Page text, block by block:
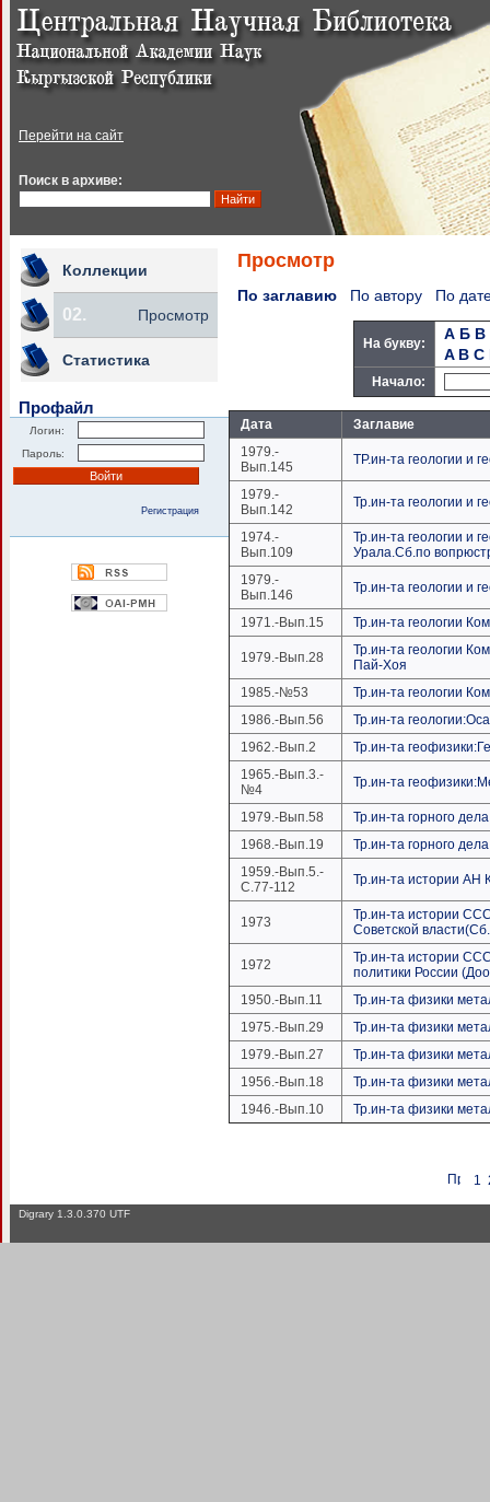
Перейти на сайт
Поиск в архиве:
Коллекции
02. Просмотр
Статистика
Профайл
Логин:
Пароль:
Регистрация
Просмотр
По заглавию По автору По
На букву:
А Б В
A B C
Начало:
Дата
Заглавие
1979.-
Вып.145
ТР.ин-та геологии и
1979.-
Вып.142
Тр.ин-та геологии и
1974.-
Вып.109
Тр.ин-та геологии и
Урала.Сб.по
1979.-
Вып.146
Тр.ин-та геологии и
1971.-Вып.15 Тр.ин-та геологии
1979.-Вып.28
Тр.ин-та геологии
Пай-Хоя
1985.-№53
Тр.ин-та геологии
1986.-Вып.56
Тр.ин-та
1962.-Вып.2
Тр.ин-та
1965.-Вып.3.-
№4
Тр.ин-та
1979.-Вып.58
Тр.ин-та горного
1968.-Вып.19
Тр.ин-та горного
1959.-Вып.5.-
С.77-112
Тр.ин-та истории АН
1973
Тр.ин-та истории
Советской
1972
Тр.ин-та истории
политики России
1950.-Вып.11
Тр.ин-та физики
1975.-Вып.29
Тр.ин-та физики
1979.-Вып.27
Тр.ин-та физики
1956.-Вып.18
Тр.ин-та физики
1946.-Вып.10
Тр.ин-та физики
1
Digrary 1.3.0.370 UTF